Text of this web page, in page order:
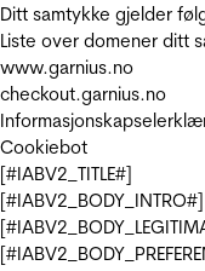
Ditt samtykke gjelder
Liste over domener ditt
www.garnius.no
checkout.garnius.no
Cookiebot
[#IABV2_TITLE#]
[#IABV2_BODY_INTRO#]